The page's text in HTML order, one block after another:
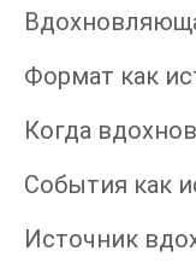
Формат как
Когда
События как
Источник